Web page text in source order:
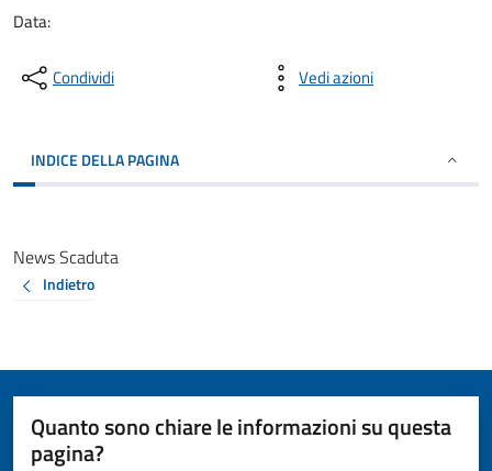
Data:
Condividi Vedi azioni
INDICE DELLA PAGINA
News Scaduta
Indietro
Quanto sono chiare le informazioni su questa
pagina?